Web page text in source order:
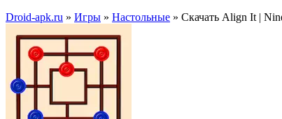
Droid-apk.ru » Игры » Настольные » Скачать Align It |